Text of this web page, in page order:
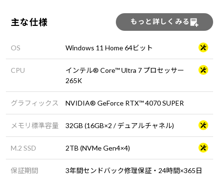
主な仕様 もっと詳しくみる
OS Windows 11 Home 64ビット
CPU
インテル® Core™ Ultra 7 プロセッサー
265K
グラフィックス NVIDIA® GeForce RTX™ 4070 SUPER
メモリ標準容量 32GB (16GB×2 / デュアルチャネル)
M.2 SSD 2TB (NVMe Gen4×4)
保証期間
3年間センドバック修理保証・24時間×365日